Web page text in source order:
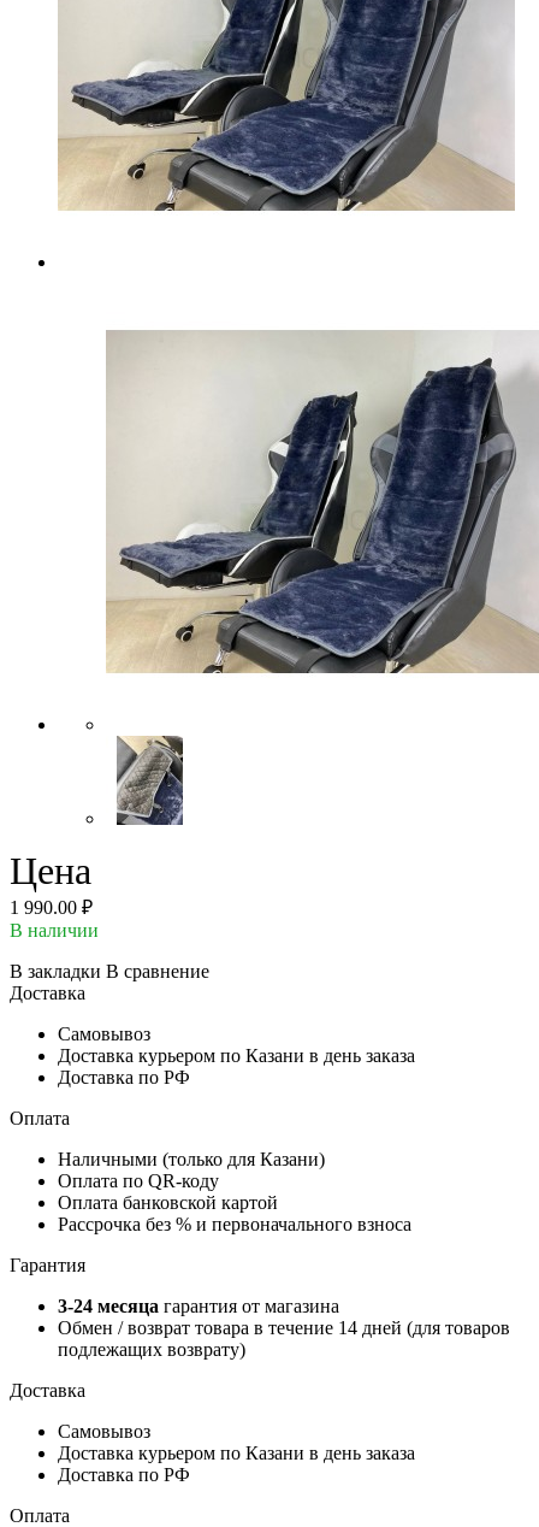
Цена
1 990.00 ₽
В наличии
В закладки В сравнение
Доставка
Самовывоз
Доставка курьером по Казани в день заказа
Доставка по РФ
Оплата
Наличными (только для Казани)
Оплата по QR-коду
Оплата банковской картой
Рассрочка без % и первоначального взноса
Гарантия
3-24 месяца гарантия от магазина
Обмен / возврат товара в течение 14 дней (для товаров
подлежащих возврату)
Доставка
Самовывоз
Доставка курьером по Казани в день заказа
Доставка по РФ
Оплата